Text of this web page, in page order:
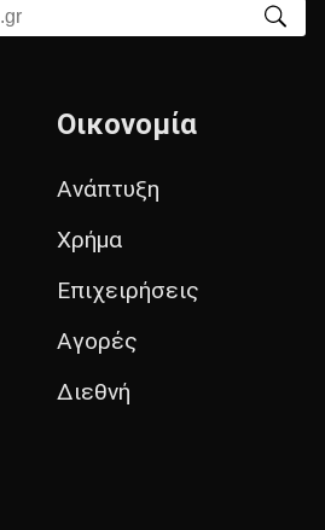
Οικονομία
Ανάπτυξη
Χρήμα
Επιχειρήσεις
Αγορές
Διεθνή